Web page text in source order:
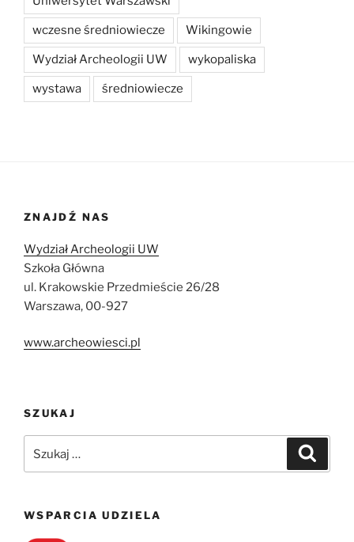
wczesne średniowiecze Wikingowie
Wydział Archeologii UW wykopaliska
wystawa średniowiecze
ZNAJDŹ NAS
Wydział Archeologii UW
Szkoła Główna
ul. Krakowskie Przedmieście 26/28
Warszawa, 00-927
www.archeowiesci.pl
SZUKAJ
WSPARCIA UDZIELA